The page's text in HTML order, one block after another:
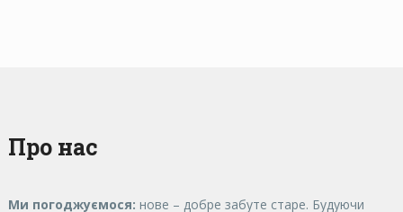
Про нас
Ми погоджуємося: нове – добре забуте старе. Будуючи